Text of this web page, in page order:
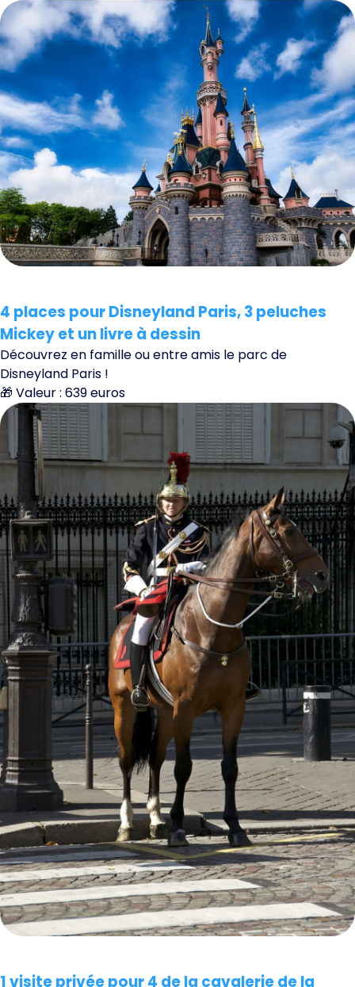
4 places pour Disneyland Paris, 3 peluches
Mickey et un livre à dessin
Découvrez en famille ou entre amis le parc de
Disneyland Paris !
🎁 Valeur : 639 euros
1 visite privée pour 4 de la cavalerie de la